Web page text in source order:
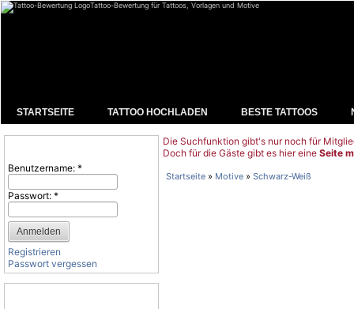
Tattoo-Bewertung für Tattoos, Vorlagen und Motive
STARTSEITE TATTOO HOCHLADEN BESTE TATTOOS
Benutzername: *
Passwort: *
Registrieren
Passwort vergessen
Die Suchfunktion gibt's nur noch für
Doch für die Gäste gibt es hier eine Seite
Startseite » Motive » Schwarz-Weiß